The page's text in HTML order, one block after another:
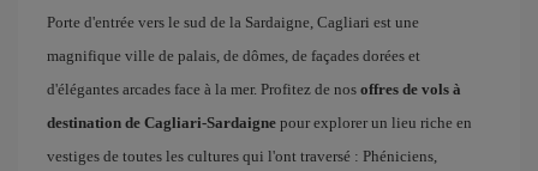
Porte d'entrée vers le sud de la Sardaigne, Cagliari est une
magnifique ville de palais, de dômes, de façades dorées et
d'élégantes arcades face à la mer. Profitez de nos offres de vols à
destination de Cagliari-Sardaigne pour explorer un lieu riche en
vestiges de toutes les cultures qui l'ont traversé : Phéniciens,